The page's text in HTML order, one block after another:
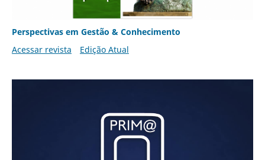
Perspectivas em Gestão & Conhecimento
Acessar revista
Edição Atual